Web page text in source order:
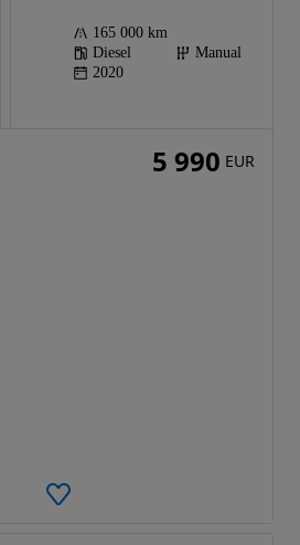
165 000 km
Diesel
Manual
2020
5 990 EUR